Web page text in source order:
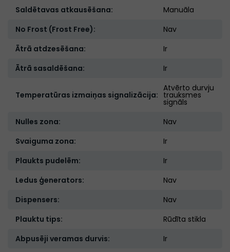
Saldētavas atkausēšana:
Manuāla
No Frost (Frost Free):
Nav
Ātrā atdzesēšana:
Ir
Ātrā sasaldēšana:
Ir
Temperatūras izmaiņas signalizācija:
Atvērto durvju
trauksmes
signāls
Nulles zona:
Nav
Svaiguma zona:
Ir
Plaukts pudelēm:
Ir
Ledus ģenerators:
Nav
Dispensers:
Nav
Plauktu tips:
Rūdīta stikla
Abpusēji veramas durvis:
Ir